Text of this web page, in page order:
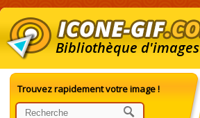
Bibliothèque d'images
Trouvez rapidement votre image !